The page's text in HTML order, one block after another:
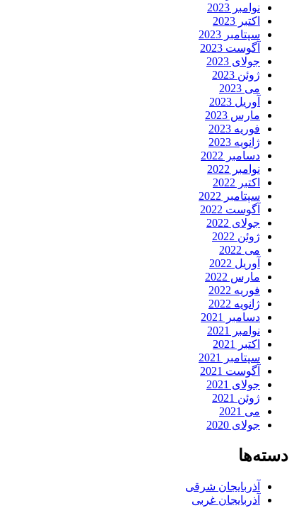
نوامبر 2023
اکتبر 2023
سپتامبر 2023
آگوست 2023
جولای 2023
ژوئن 2023
می 2023
آوریل 2023
مارس 2023
فوریه 2023
ژانویه 2023
دسامبر 2022
نوامبر 2022
اکتبر 2022
سپتامبر 2022
آگوست 2022
جولای 2022
ژوئن 2022
می 2022
آوریل 2022
مارس 2022
فوریه 2022
ژانویه 2022
دسامبر 2021
نوامبر 2021
اکتبر 2021
سپتامبر 2021
آگوست 2021
جولای 2021
ژوئن 2021
می 2021
جولای 2020
دسته‌ها
آذربایجان شرقی
آذربایجان غربی